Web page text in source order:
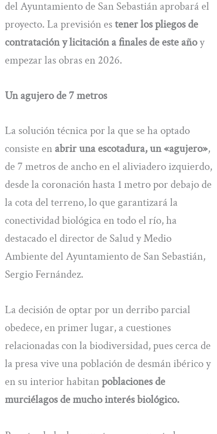
del Ayuntamiento de San Sebastián aprobará el
proyecto. La previsión estener los pliegos de
contratación y licitación a finales de este añoy
empezar las obras en 2026.
Un agujero de 7 metros
La solución técnica por la que se ha optado
consiste en abrir una escotadura, un «agujero»,
de 7 metros de ancho en el aliviadero izquierdo,
desde la coronación hasta 1 metro por debajo de
la cota del terreno, lo que garantizará la
conectividad biológica en todo el río, ha
destacado el director de Salud y Medio
Ambiente del Ayuntamiento de San Sebastián,
Sergio Fernández.
La decisión de optar por un derribo parcial
obedece, en primer lugar, a cuestiones
relacionadas con la biodiversidad, pues cerca de
la presa vive una población de desmán ibérico y
en su interior habitanpoblaciones de
murciélagos de mucho interés biológico.